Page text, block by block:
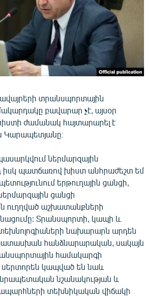
տրանսպորտային
բավարար չէ, այսօր
ժամանակ հայտարարել է
ներմարզային
իսկ պատճառով խիստ անհրաժեշտ եմ
երթուղային ցանցի,
ցանցի
ուղղված աշխատանքների
Տրանսպորտի, կապի և
նախարարն արդեն
հանձնարարական, սակայն
համակարգի
կապված են նաև
նշանակության և
տեխնիկական վիճակի